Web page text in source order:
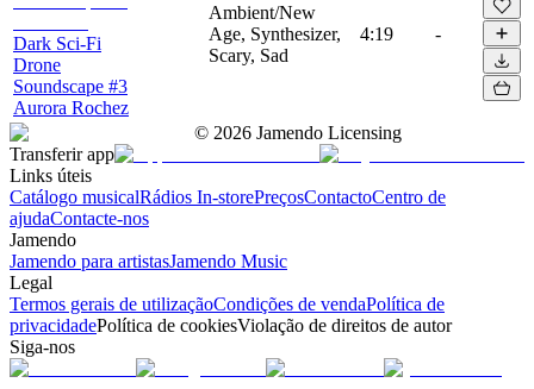
Dark Sci-Fi
Drone
Soundscape #3
Aurora Rochez
Ambient/New
Age, Synthesizer,
Scary, Sad
4:19 -
© 2026 Jamendo Licensing
Transferir app
Links úteis
Catálogo musicalRádios In-storePreçosContactoCentro de
ajudaContacte-nos
Jamendo
Jamendo para artistasJamendo Music
Legal
Termos gerais de utilizaçãoCondições de vendaPolítica de
privacidadePolítica de cookiesViolação de direitos de autor
Siga-nos